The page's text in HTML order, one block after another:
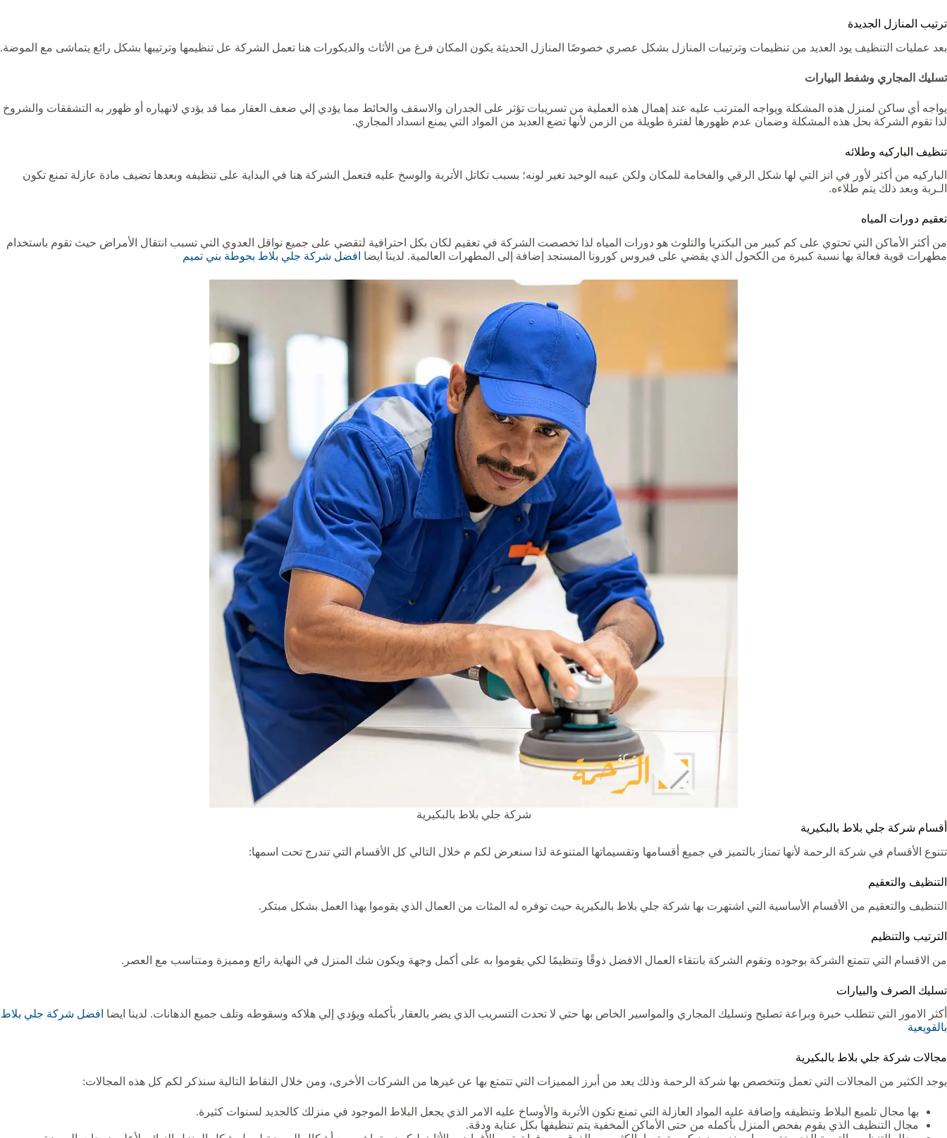
ترتيب المنازل الجديدة
بعد عمليات التنظيف يود العديد من تنظيمات وترتيبات المنازل بشكل عصري خصوصًا المنازل الحديثة يكون المكان فرغ من الأثاث والديكورات هنا تعمل الشركة عل تنظيمها وترتيبها بشكل رائع يتماشى مع الموضة.
تسليك المجاري وشفط البيارات
يواجه أي ساكن لمنزل هذه المشكلة ويواجه المترتب عليه عند إهمال هذه العملية من تسريبات تؤثر على الجدران والاسقف والحائط مما يؤدي إلي ضعف العقار مما قد يؤدي لانهياره أو ظهور به التشققات والشروخ
لذا تقوم الشركة بحل هذه المشكلة وضمان عدم ظهورها لفترة طويلة من الزمن لأنها تضع العديد من المواد التي يمنع انسداد المجاري.
تنظيف الباركيه وطلائه
الباركيه من أكثر لأور في انز التي لها شكل الرقي والفخامة للمكان ولكن عيبه الوحيد تغير لونه؛ بسبب تكاتل الأتربة والوسخ عليه فتعمل الشركة هنا في البداية على تنظيفه وبعدها تضيف مادة عازلة تمنع تكون
الـربة وبعد ذلك يتم طلاءه.
تعقيم دورات المياه
من أكثر الأماكن التي تحتوي على كم كبير من البكتريا والتلوث هو دورات المياه لذا تخصصت الشركة في تعقيم لكان بكل احترافية لتقضي على جميع نواقل العدوي التي تسبب انتقال الأمراض حيث تقوم باستخدام
مطهرات قوية فعالة بها نسبة كبيرة من الكحول الذي يقضي على فيروس كورونا المستجد إضافة إلى المطهرات العالمية. لدينا ايضا افضل شركة جلي بلاط بحوطة بني تميم
شركة جلي بلاط بالبكيرية
أقسام شركة جلي بلاط بالبكيرية
تتنوع الأقسام في شركة الرحمة لأنها تمتاز بالتميز في جميع أقسامها وتقسيماتها المتنوعة لذا سنعرض لكم م خلال التالي كل الأقسام التي تندرج تحت اسمها:
التنظيف والتعقيم
التنظيف والتعقيم من الأقسام الأساسية التي اشتهرت بها شركة جلي بلاط بالبكيرية حيث توفره له المئات من العمال الذي يقوموا بهذا العمل بشكل مبتكر.
الترتيب والتنظيم
من الاقسام التي تتمتع الشركة بوجوده وتقوم الشركة بانتقاء العمال الافضل ذوقًا وتنظيمًا لكي يقوموا به على أكمل وجهة ويكون شك المنزل في النهاية رائع ومميزة ومتناسب مع العصر.
تسليك الصرف والبيارات
أكثر الامور التي تتطلب خبرة وبراعة تصليح وتسليك المجاري والمواسير الخاص بها حتي لا تحدث التسريب الذي يضر بالعقار بأكمله ويؤدي إلي هلاكه وسقوطه وتلف جميع الدهانات. لدينا ايضا افضل شركة جلي بلاط
بالقويعية‏
مجالات شركة جلي بلاط بالبكيرية ‏
يوجد الكثير من المجالات التي تعمل وتتخصص بها شركة الرحمة وذلك يعد من أبرز المميزات التي تتمتع بها عن غيرها من الشركات الأخرى، ومن خلال النقاط التالية سنذكر لكم كل هذه المجالات:
بها مجال تلميع البلاط وتنظيفه وإضافة عليه المواد العازلة التي تمنع تكون الأتربة والأوساخ عليه الامر الذي يجعل البلاط الموجود في منزلك كالجديد لسنوات كثيرة.
مجال التنظيف الذي يقوم بفحص المنزل بأكمله من حتى الأماكن المخفية يتم تنظيفها بكل عناية ودقة.